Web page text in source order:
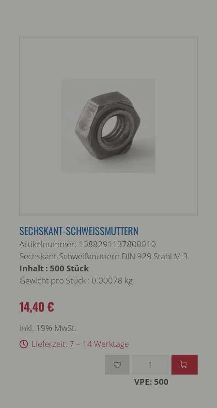
SECHSKANT-SCHWEISSMUTTERN
Artikelnummer: 1088291137800010
Sechskant-Schweißmuttern DIN 929 Stahl M 3
Inhalt : 500 Stück
Gewicht pro Stück : 0.00078 kg
14,40 €
inkl. 19% MwSt.
Lieferzeit: 7 – 14 Werktage
VPE: 500